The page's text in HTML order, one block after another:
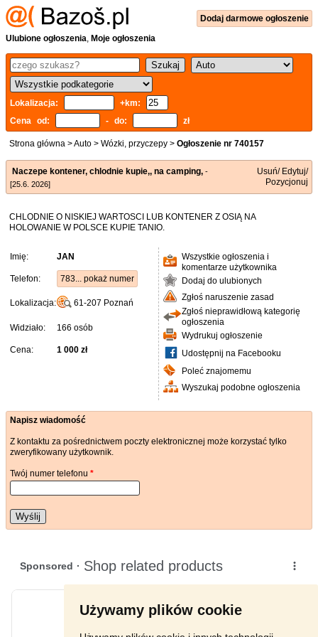
Używamy plików cookie
Dodaj darmowe ogłoszenie
Ulubione ogłoszenia, Moje ogłoszenia
Lokalizacja:
+km:
Cena od:
- do: zł
Strona główna >Auto > Wózki, przyczepy > Ogłoszenie nr 740157
Naczepe kontener, chlodnie kupie,, na camping, -
[25.6. 2026]
Usuń/ Edytuj/
Pozycjonuj
CHLODNIE O NISKIEJ WARTOSCI LUB KONTENER Z OSIĄ NA
HOLOWANIE W POLSCE KUPIE TANIO.
Imię: JAN
Telefon: 783... pokaż numer
Lokalizacja: 61-207 Poznań
Widziało: 166 osób
Cena: 1 000 zł
Wszystkie ogłoszenia i
komentarze użytkownika
Dodaj do ulubionych
Zgłoś naruszenie zasad
Zgłoś nieprawidłową kategorię
ogłoszenia
Wydrukuj ogłoszenie
Udostępnij na Facebooku
Poleć znajomemu
Wyszukaj podobne ogłoszenia
Napisz wiadomość
Z kontaktu za pośrednictwem poczty elektronicznej może korzystać tylko
zweryfikowany użytkownik.
Twój numer telefonu *
Wyślij